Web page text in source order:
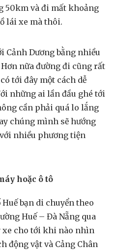
50km và đi mất khoảng
lái xe mà thôi.
Cảnh Dương bằng nhiều
nữa đường đi cũng rất
tới đây một cách dễ
những ai lần đầu ghé tới
cần phải quá lo lắng
chúng mình sẽ hướng
nhiều phương tiện
hoặc ô tô
bạn di chuyển theo
Huế – Đà Nẵng qua
xe cho tới khi nào nhìn
động vật và Cảng Chân